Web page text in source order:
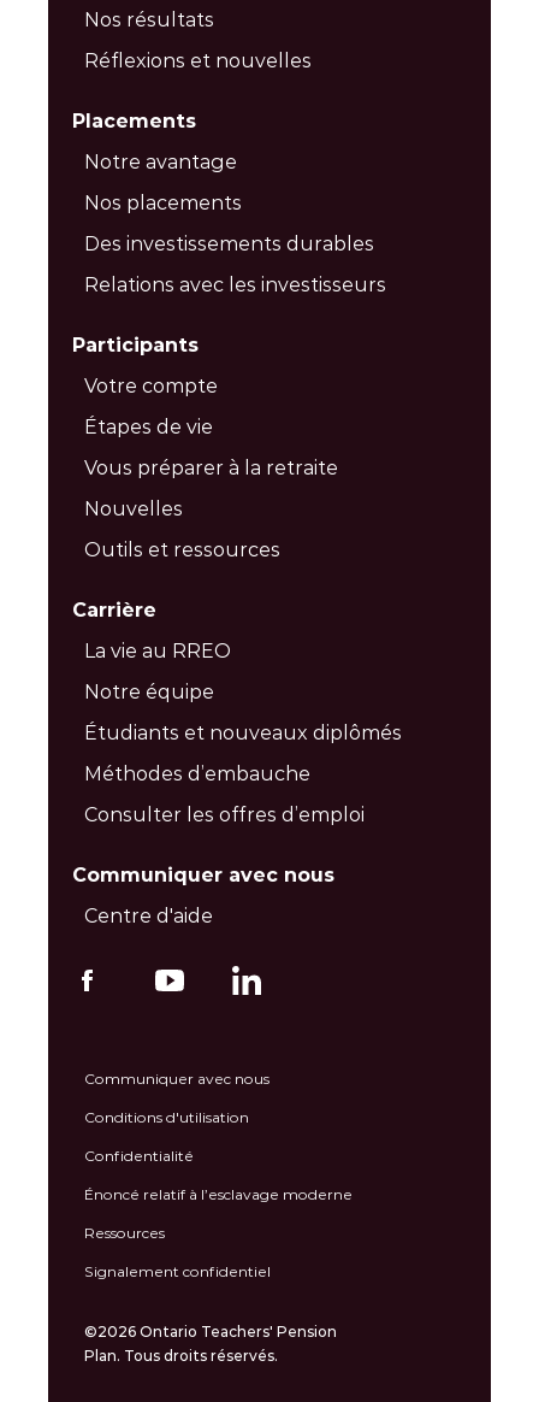
Nos résultats
Réflexions et nouvelles
Placements
Notre avantage
Nos placements
Des investissements durables
Relations avec les investisseurs
Participants
Votre compte
Étapes de vie
Vous préparer à la retraite
Nouvelles
Outils et ressources
Carrière
La vie au RREO
Notre équipe
Étudiants et nouveaux diplômés
Méthodes d’embauche
Consulter les offres d’emploi
Communiquer avec nous
Centre d'aide
Communiquer avec nous
Conditions d'utilisation
Confidentialité
Énoncé relatif à l’esclavage moderne
Ressources
Signalement confidentiel
©2026 Ontario Teachers' Pension
Plan. Tous droits réservés.